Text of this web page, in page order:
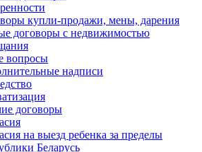
купли-продажи, мены, дарения
договоры с недвижимостью
вопросы
надписи
договоры
на выезд ребенка за пределы
Беларусь